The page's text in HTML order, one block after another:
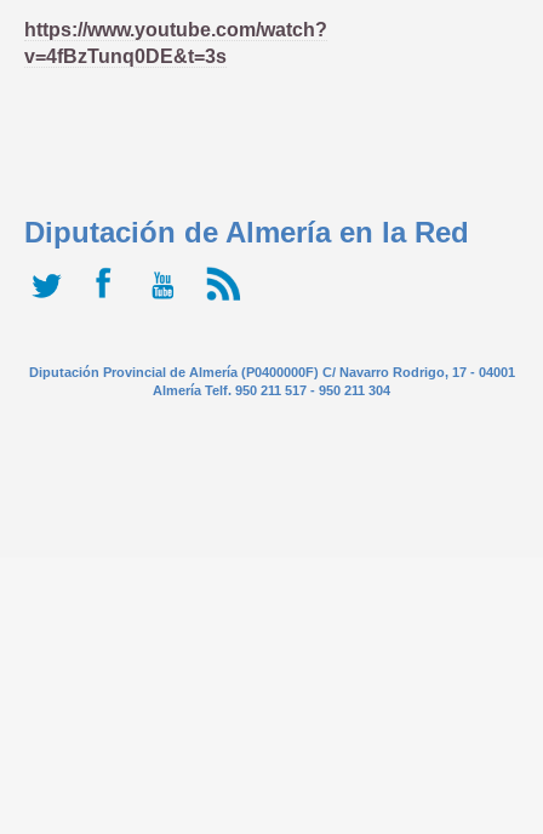
https://www.youtube.com/watch?
v=4fBzTunq0DE&t=3s
Diputación de Almería en la Red
Diputación Provincial de Almería (P0400000F) C/ Navarro Rodrigo, 17 - 04001
Almería Telf. 950 211 517 - 950 211 304